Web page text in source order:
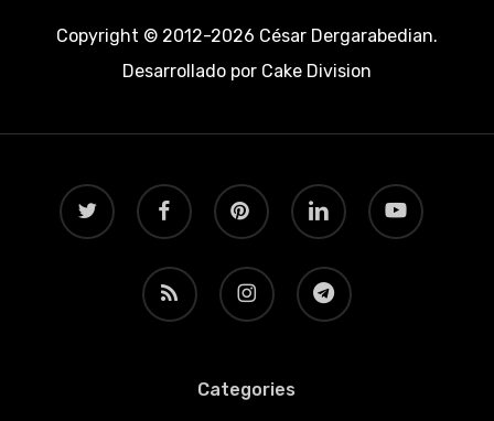
Copyright © 2012-2026 César Dergarabedian.
Desarrollado porCake Division
twitter facebook pinterest linkedin youtube
RSS instagram telegram
Categories